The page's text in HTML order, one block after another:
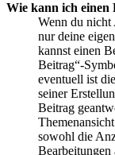
Wie kann ich einen
Wenn du nicht
nur deine
kannst einen
Beitrag“-
eventuell ist
seiner
Beitrag
sowohl die